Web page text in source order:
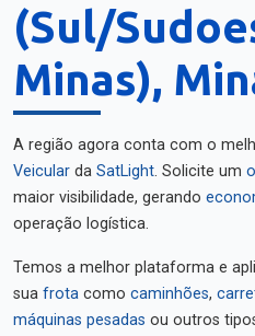
(Sul/
Minas),
A região agora conta com o
Veicular da SatLight. Solicite um
maior visibilidade, gerando
operação logística.
Temos a melhor plataforma e
sua frota como caminhões,
máquinas pesadas ou outros